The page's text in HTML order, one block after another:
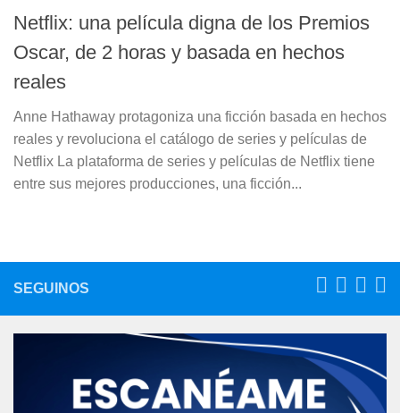
Netflix: una película digna de los Premios
Oscar, de 2 horas y basada en hechos
reales
Anne Hathaway protagoniza una ficción basada en hechos
reales y revoluciona el catálogo de series y películas de
Netflix La plataforma de series y películas de Netflix tiene
entre sus mejores producciones, una ficción...
SEGUINOS